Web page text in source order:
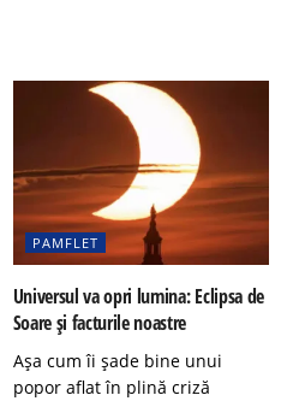
PAMFLET
Universul va opri lumina: Eclipsa de
Soare și facturile noastre
Așa cum îi șade bine unui
popor aflat în plină criză